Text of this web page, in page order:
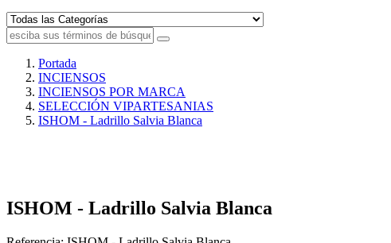
Portada
INCIENSOS
INCIENSOS POR MARCA
SELECCIÓN VIPARTESANIAS
ISHOM - Ladrillo Salvia Blanca
ISHOM - Ladrillo Salvia Blanca